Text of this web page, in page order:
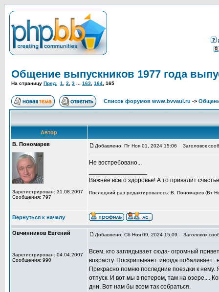
Общение выпускников 1977 года
На страницу Пред. 1 2 3 163 164 165
Список форумов www.bvvaul.ru ->
Автор
В. Пономарев
Зарегистрирован: 31.08.2007
Сообщения: 797
Добавлено: Пт Ноя 01, 2024 15:06 Заголовок
Не востребовано...
Важнее всего здоровье! А то привалит
Последний раз редактировалось: В. Пономарев (Вт
Вернуться к началу
Овчинников Евгений
Зарегистрирован: 04.04.2007
Сообщения: 990
Добавлено: Сб Ноя 09, 2024 15:09 Заголовок
Всем, кто заглядывает сюда- огромный
возрасту. Поскрипывает. иногда
Прекрасно помню последние поездки к
отпуск. И вот мы в петером, там на озере....
дни. Вот нам бы всем так собраться.